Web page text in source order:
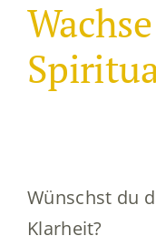
Skip
content
Wünschst du
Klarheit?